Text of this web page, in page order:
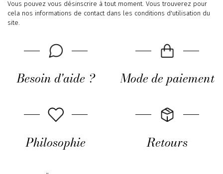
Vous pouvez vous désinscrire à tout moment. Vous trouverez pour
cela nos informations de contact dans les conditions d'utilisation du
site.
Besoin d'aide ? Mode de paiement
Philosophie Retours